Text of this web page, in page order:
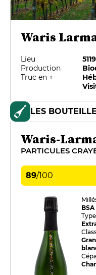
Waris
Lieu
Production
Truc en +
LES
Waris-
PARTICULES
89/100
BSA